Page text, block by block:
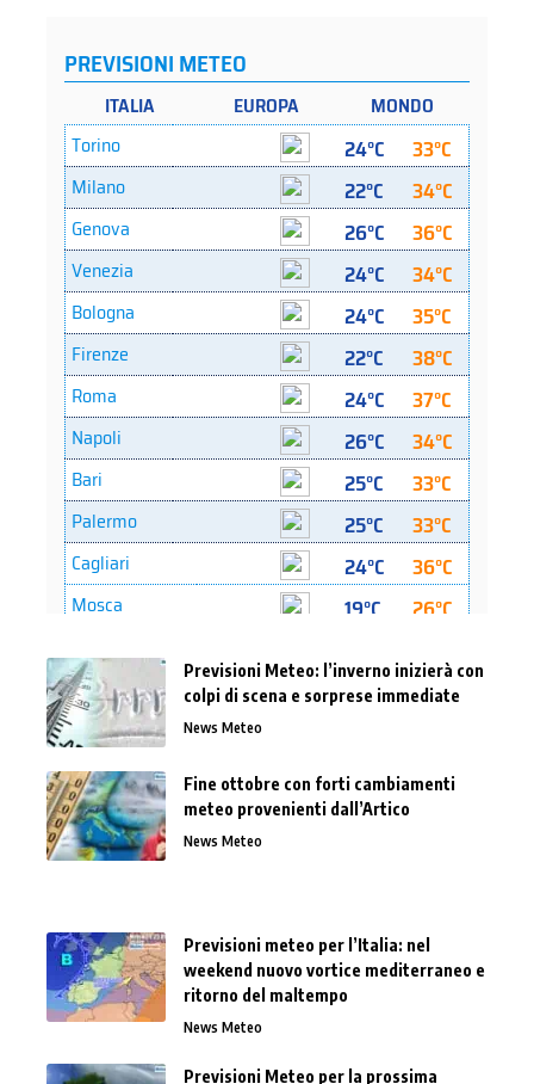
Previsioni Meteo: l’inverno inizierà con
colpi di scena e sorprese immediate
News Meteo
Fine ottobre con forti cambiamenti
meteo provenienti dall’Artico
News Meteo
Previsioni meteo per l’Italia: nel
weekend nuovo vortice mediterraneo e
ritorno del maltempo
News Meteo
Previsioni Meteo per la prossima